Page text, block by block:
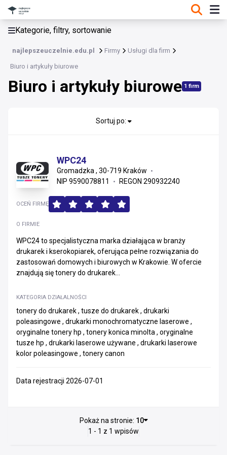
Kategorie, filtry, sortowanie
najlepszeuczelnie.edu.pl Firmy Usługi dla firm
Biuro i artykuły biurowe
Biuro i artykuły biurowe 1 firm
Usługi dla firm
Usługi prawne
Finanse, księgowość i ubezpieczenia
Gastronomia i hotelarstwo
Sortuj po:
WPC24
Gromadzka , 30-719 Kraków
NIP 9590078811
REGON 290932240
O FIRMIE
WPC24 to specjalistyczna marka działająca w branży
drukarek i kserokopiarek, oferująca pełne rozwiązania do
zastosowań domowych i biurowych w Krakowie. W ofercie
znajdują się tonery do drukarek...
KATEGORIA DZIAŁALNOŚCI
tonery do drukarek , tusze do drukarek , drukarki
poleasingowe , drukarki monochromatyczne laserowe ,
oryginalne tonery hp , tonery konica minolta , oryginalne
tusze hp , drukarki laserowe używane , drukarki laserowe
kolor poleasingowe , tonery canon
OCEŃ FIRMĘ
Data rejestracji 2026-07-01
Pokaż na stronie: 10
1 - 1 z 1 wpisów